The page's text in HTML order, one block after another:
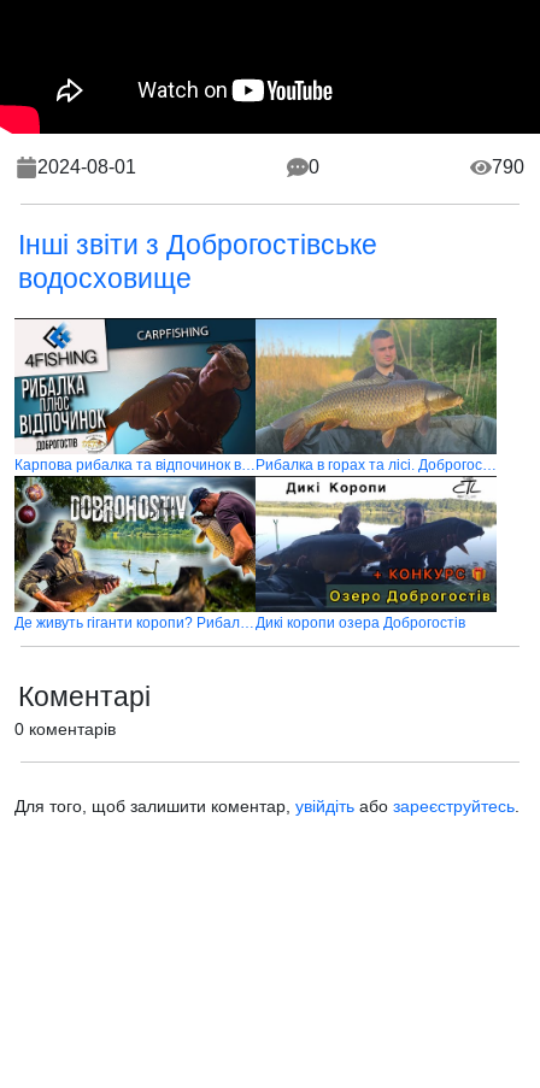
2024-08-01 0 790
Інші звіти з Доброгостівське
водосховище
Карпова рибалка та відпочинок в Доброгостові Рибалка в горах та лісі. Доброгостів
Де живуть гіганти коропи? Рибалимо з друзями. Оновились по BigFishДикі коропи озера Доброгостів
Коментарі
0 коментарів
Для того, щоб залишити коментар, увійдіть або зареєструйтесь